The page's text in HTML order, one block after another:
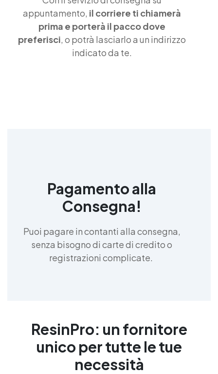
siliconica per stampi complessi Gomma siliconica
liquida Gomma siliconica morbida Gomma colata
Gomma siliconica per calchi resistenti Gomma
siliconica Gomma siliconica antiaderente See all
articles →
appuntamento, il corriere ti chiamerà
prima e porterà il pacco dove
preferisci, o potrà lasciarlo a un indirizzo
indicato da te.
Pagamento alla
Consegna!
Puoi pagare in contanti alla consegna,
senza bisogno di carte di credito o
registrazioni complicate.
ResinPro: un fornitore
unico per tutte le tue
necessità